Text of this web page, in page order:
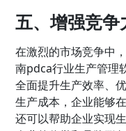
五、增强竞争
在激烈的市场竞争中
南pdca行业生产管理
全面提升生产效率、
生产成本，企业能够
还可以帮助企业实现